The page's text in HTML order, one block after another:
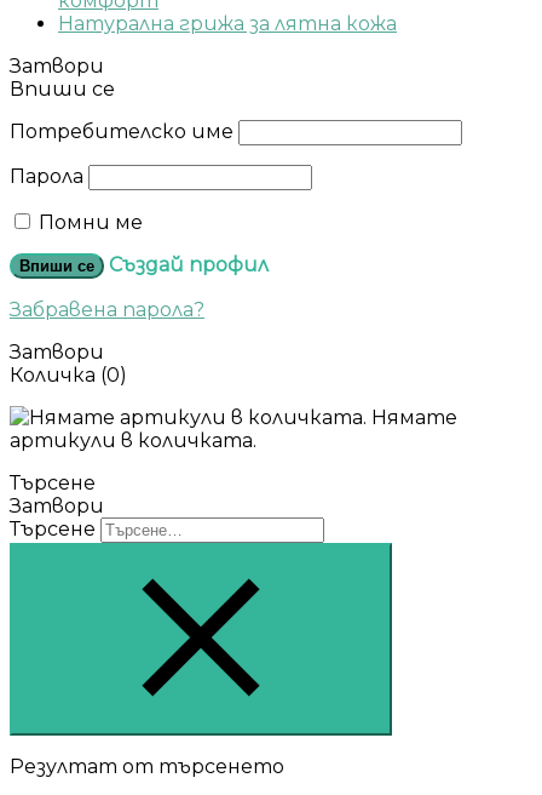
Натурална грижа за лятна кожа
Затвори
Впиши се
Потребителско име
Парола
Помни ме
Впиши се
Създай профил
Забравена парола?
Затвори
Количка (0)
Нямате
артикули в количката.
Търсене
Затвори
Търсене
Резултат от търсенето